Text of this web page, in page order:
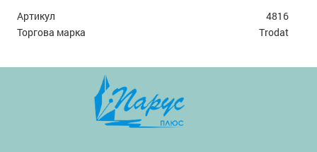
Артикул
4816
Торгова марка
Trodat